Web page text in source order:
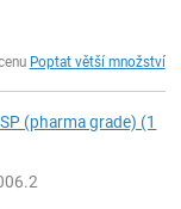
Poptat větší množství
(pharma grade) (1